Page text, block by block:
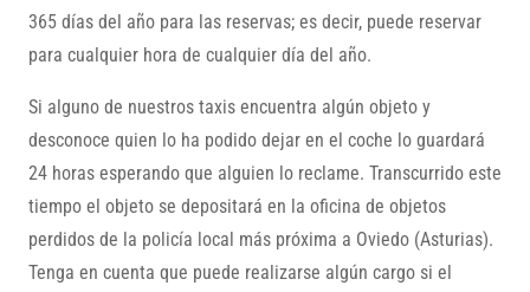
365 días del año para las reservas; es decir, puede reservar
para cualquier hora de cualquier día del año.
Si alguno de nuestros taxis encuentra algún objeto y
desconoce quien lo ha podido dejar en el coche lo guardará
24 horas esperando que alguien lo reclame. Transcurrido este
tiempo el objeto se depositará en la oficina de objetos
perdidos de la policía local más próxima a Oviedo (Asturias).
Tenga en cuenta que puede realizarse algún cargo si el